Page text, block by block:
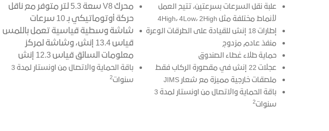
علبة نقل السرعات بسرعتين، تتيح العمل
لأنماط مختلفة مثل 4High، 4Low، 2High
إطارات 18 إنش للقيادة على الطرقات الوعرة
منفذ عادم مزدوج
حماية طلاء غطاء الصندوق
عجلات 22 إنش في مقصورة الركاب فقط
ملصقات خارجية مميزة مع شعار JIMS
باقة الحماية والاتصال من اونستار لمدة 3
سنوات2
محرك V8 سعة 5.3 لتر متوفر مع ناقل
حركة أوتوماتيكي بـ 10 سرعات
شاشة وسطية قياسية تعمل باللمس
قياس 13.4 إنش، وشاشة لمركز
معلومات السائق قياس 12.3 إنش
باقة الحماية والاتصال من اونستار لمدة 3
سنوات2